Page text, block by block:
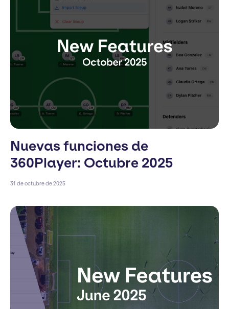
Nuevas funciones de
360Player: Octubre 2025
31 de octubre de 2025